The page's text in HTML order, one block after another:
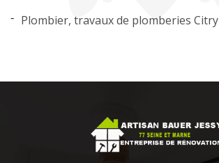
Plombier, travaux de plomberies Citry